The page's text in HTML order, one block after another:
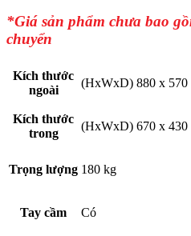
*Giá sản phẩm chưa bao
chuyển
Kích thước
ngoài
(HxWxD) 880 x 570
Kích thước
trong
(HxWxD) 670 x 430
Trọng lượng 180 kg
Tay cầm Có